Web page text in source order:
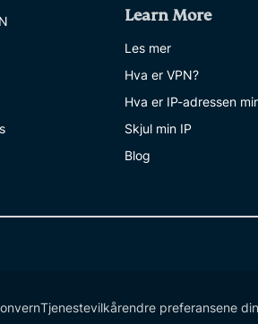
Learn More
Les mer
Hva er VPN?
Hva er IP-adressen
Skjul min IP
Blog
Tjenestevilkårendre preferansene